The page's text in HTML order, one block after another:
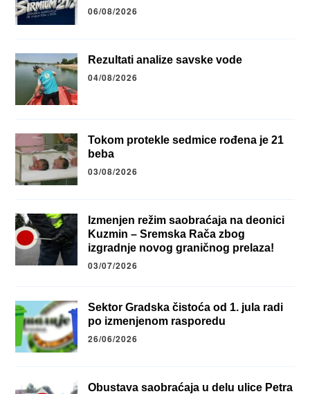
06/08/2026
Rezultati analize savske vode
04/08/2026
Tokom protekle sedmice rođena je 21
beba
03/08/2026
Izmenjen režim saobraćaja na deonici
Kuzmin – Sremska Rača zbog
izgradnje novog graničnog prelaza!
03/07/2026
Sektor Gradska čistoća od 1. jula radi
po izmenjenom rasporedu
26/06/2026
Obustava saobraćaja u delu ulice Petra